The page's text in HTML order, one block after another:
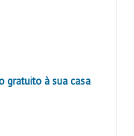
gratuito à sua casa